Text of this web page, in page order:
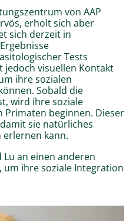
von AAP
erholt sich aber
sich derzeit in
Tests
jedoch visuellen Kontakt
ihre sozialen
Sobald die
wird ihre soziale
beginnen. Dieser
sie natürliches
kann.
an einen anderen
ihre soziale Integration